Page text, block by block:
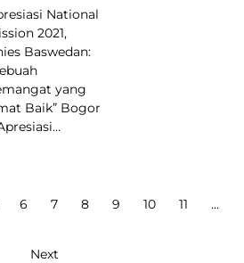
National
2021,
Baswedan:
yang
Baik” Bogor
6 7 8 9 10 11 …
Next